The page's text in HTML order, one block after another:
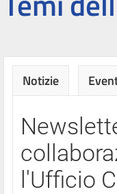
Notizie
l'Ufficio